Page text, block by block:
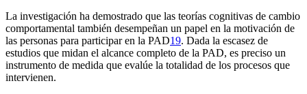
La investigación ha demostrado que las teorías cognitivas de cambio
comportamental también desempeñan un papel en la motivación de
las personas para participar en la PAD19. Dada la escasez de
estudios que midan el alcance completo de la PAD, es preciso un
instrumento de medida que evalúe la totalidad de los procesos que
intervienen.